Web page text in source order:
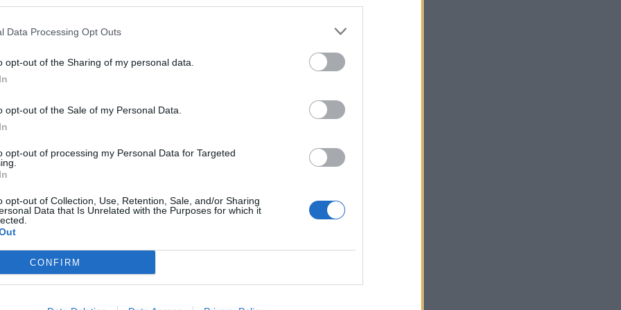
Data Processing Opt Outs
opt-out of the Sharing of my personal data.
opt-out of the Sale of my Personal Data.
opt-out of processing my Personal Data for Targeted
opt-out of Collection, Use, Retention, Sale, and/or Sharing
Data that Is Unrelated with the Purposes for which it
CONFIRM
στη συστηματική διαρροή
δεδομένων προς τον ιδιοκτήτη του
τα στοιχεία αυτά, αναλάμβανε τις
τον τρόπο οικονομικό όφελος.
της Τρίτης (10/10) οργανώθηκε
μετά από νέο περιστατικό παραβίασης
την προηγούμενη ημέρα
επαγγελματικούς χώρους,συνολικά
των 18.240 ευρώ, 3 συσκευές κινητών
σημειώσεις.
παραβίασης υπηρεσιακού
ασθενείς που κατέληξαν
, ενώ για τις 26